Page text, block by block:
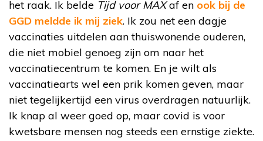
het raak. Ik belde Tijd voor MAXaf en ook bij de
GGD meldde ik mij ziek. Ik zou net een dagje
vaccinaties uitdelen aan thuiswonende ouderen,
die niet mobiel genoeg zijn om naar het
vaccinatiecentrum te komen. En je wilt als
vaccinatiearts wel een prik komen geven, maar
niet tegelijkertijd een virus overdragen natuurlijk.
Ik knap al weer goed op, maar covid is voor
kwetsbare mensen nog steeds een ernstige ziekte.